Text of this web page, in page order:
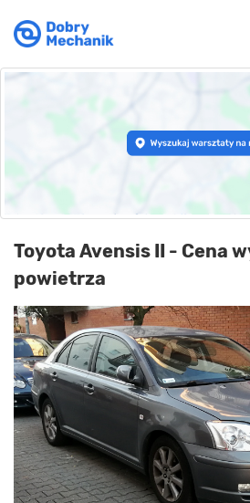
Toyota Avensis II - Cena
powietrza